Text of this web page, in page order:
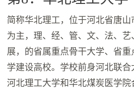
简称华北理工，位于河北省唐
为主，理、经、管、文、法、
展，的省属重点骨干大学、省
学建设高校。学校前身河北联合
河北理工大学和华北煤炭医学院